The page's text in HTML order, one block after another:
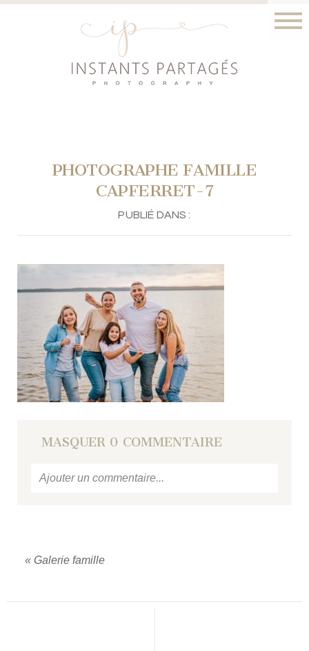
PHOTOGRAPHE FAMILLE
CAPFERRET-7
PUBLIÉ DANS :
MASQUER 0 COMMENTAIRE
Ajouter un commentaire...
« Galerie famille